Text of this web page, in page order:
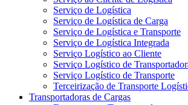
Serviço de Logística
Serviço de Logística de Carga
Serviço de Logística e Transporte
Serviço de Logística Integrada
Serviço Logístico ao Cliente
Serviço Logístico de
Serviço Logístico de Transporte
Terceirização de Transporte
Transportadoras de Cargas